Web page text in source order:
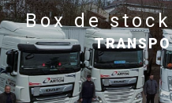
box de